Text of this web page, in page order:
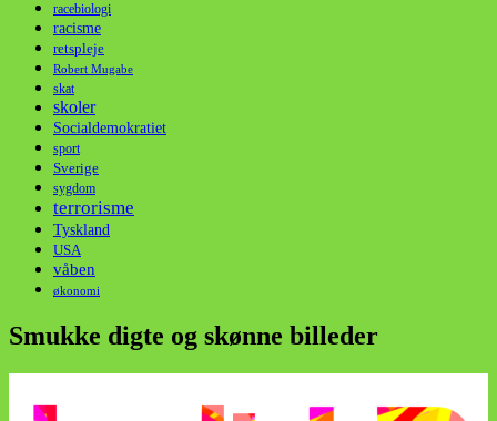
racebiologi
racisme
retspleje
Robert Mugabe
skat
skoler
Socialdemokratiet
sport
Sverige
sygdom
terrorisme
Tyskland
USA
våben
økonomi
Smukke digte og skønne billeder